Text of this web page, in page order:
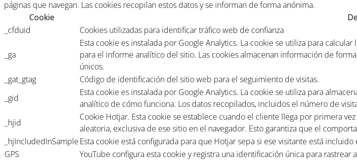
páginas que navegan. Las cookies recopilan estos datos y se informan de forma anónima.
Cookie
_cfduid
Cookies utilizadas para identificar tráfico web de confianza
_ga
Esta cookie es instalada por Google Analytics. La cookie se utiliza para
para el informe analítico del sitio. Las cookies almacenan información de
únicos.
_gat_gtag
Código de identificación del sitio web para el seguimiento de visitas.
_gid
Esta cookie es instalada por Google Analytics. La cookie se utiliza para
analítico de cómo funciona. Los datos recopilados, incluidos el número de
_hjid
Cookie Hotjar. Esta cookie se establece cuando el cliente llega por primera
aleatoria, exclusiva de ese sitio en el navegador. Esto garantiza que el
_hjIncludedInSampleEsta cookie está configurada para que Hotjar sepa si ese visitante está
GPS
YouTube configura esta cookie y registra una identificación única para